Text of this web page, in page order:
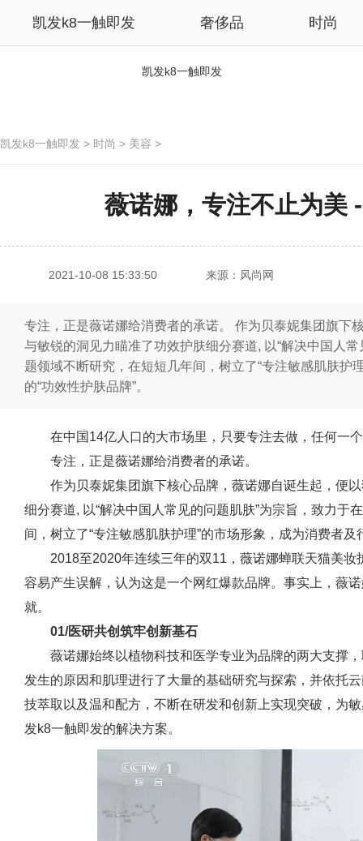
凯发k8一触即发 奢侈品 时尚
凯发k8一触即发
凯发k8一触即发 > 时尚 > 美容 >
薇诺娜，专注不止为美
2021-10-08 15:33:50 来源：风尚网
专注，正是薇诺娜给消费者的承诺。 作为贝泰妮集团旗下
与敏锐的洞见力瞄准了功效护肤细分赛道, 以“解决中国人
题领域不断研究，在短短几年间，树立了“专注敏感肌肤护
的“功效性护肤品牌”。
在中国14亿人口的大市场里，只要专注去做，任何一
专注，正是薇诺娜给消费者的承诺。
作为贝泰妮集团旗下核心品牌，薇诺娜自诞生起，便
细分赛道, 以“解决中国人常见的问题肌肤”为宗旨，致力于
间，树立了“专注敏感肌肤护理”的市场形象，成为消费者及
2018至2020年连续三年的双11，薇诺娜蝉联天猫美
容易产生误解，认为这是一个网红爆款品牌。事实上，薇
就。
01/医研共创筑牢创新基石
薇诺娜始终以植物科技和医学专业为品牌的两大支撑
发生的原因和肌理进行了大量的基础研究与探索，并依托
技萃取以及温和配方，不断在研发和创新上实现突破，为
发k8一触即发的解决方案。